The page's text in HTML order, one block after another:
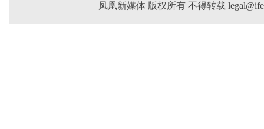
凤凰新媒体 版权所有 不得转载